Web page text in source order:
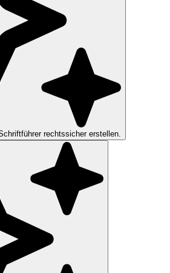
rechtssicher erstellen.